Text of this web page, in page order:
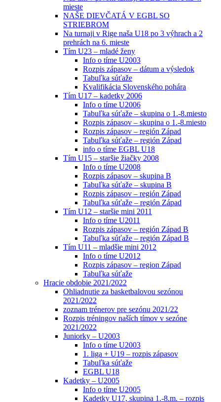
mieste
NAŠE DIEVČATÁ V EGBL SO
STRIEBROM
Na turnaji v Rige naša U18 po 3 výhrach a 2
prehrách na 6. mieste
Tím U23 – mladé ženy
Info o tíme U2003
Rozpis zápasov – dátum a výsledok
Tabuľka súťaže
Kvalifikácia Slovenského pohára
Tím U17 – kadetky 2006
Info o tíme U2006
Tabuľka súťaže – skupina o 1.-8.miesto
Rozpis zápasov – skupina o 1.-8.miesto
Rozpis zápasov – región Západ
Tabuľka súťaže – región Západ
info o tíme EGBL U18
Tím U15 – staršie žiačky 2008
Info o tíme U2008
Rozpis zápasov – skupina B
Tabuľka súťaže – skupina B
Rozpis zápasov – región Západ
Tabuľka súťaže – región Západ
Tím U12 – staršie mini 2011
Info o tíme U2011
Rozpis zápasov – región Západ B
Tabuľka súťaže – región Západ B
Tím U11 – mladšie mini 2012
Info o tíme U2012
Rozpis zápasov – region Západ
Tabuľka súťaže
Hracie obdobie 2021/2022
Ohliadnutie za basketbalovou sezónou
2021/2022
zoznam trénerov pre sezónu 2021/22
Rozpis tréningov naších tímov v sezóne
2021/2022
Juniorky – U2003
Info o tíme U2003
1. liga + U19 – rozpis zápasov
Tabuľka súťaže
EGBL U18
Kadetky – U2005
Info o tíme U2005
Kadetky U17, skupina 1.-8.m. – rozpis